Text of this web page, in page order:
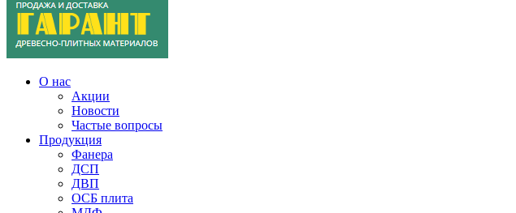
О нас
Акции
Новости
Частые вопросы
Продукция
Фанера
ДСП
ДВП
ОСБ плита